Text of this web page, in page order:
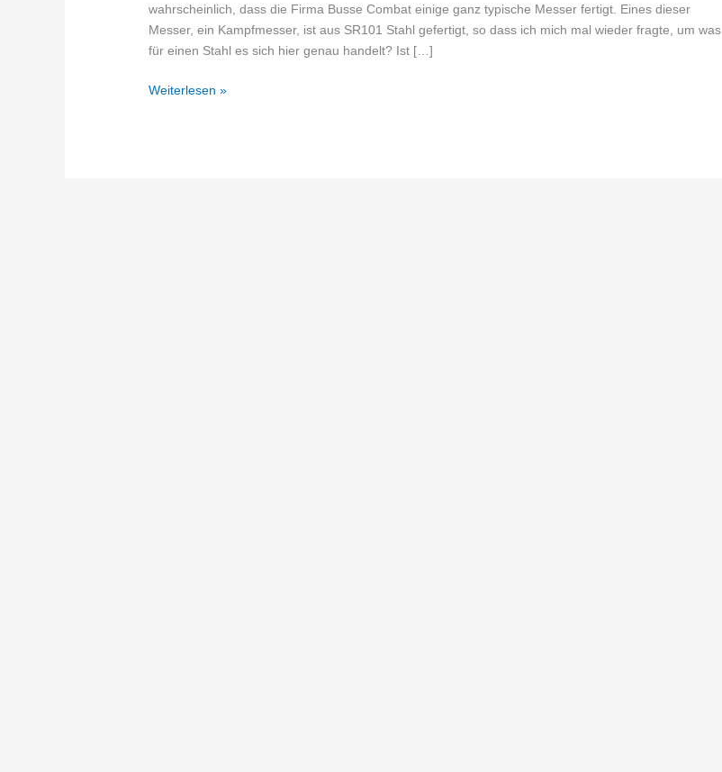
wahrscheinlich, dass die Firma Busse Combat einige ganz typische Messer fertigt. Eines dieser
Messer, ein Kampfmesser, ist aus SR101 Stahl gefertigt, so dass ich mich mal wieder fragte, um was
für einen Stahl es sich hier genau handelt? Ist […]
Was
Weiterlesen »